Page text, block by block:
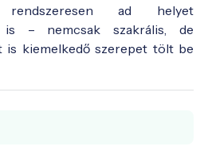
ad helyet
is – nemcsak szakrális, de
is kiemelkedő szerepet tölt be